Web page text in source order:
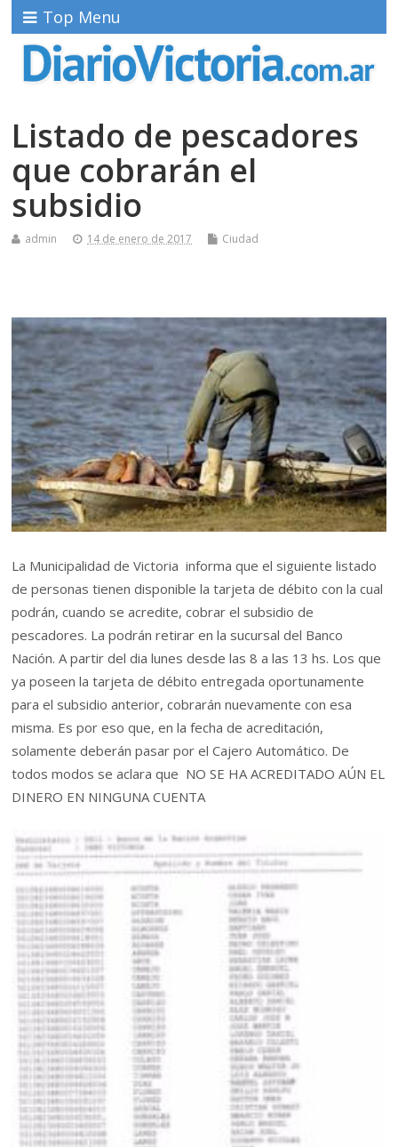
Top Menu
Listado de pescadores
que cobrarán el
subsidio
admin 14 de enero de 2017 Ciudad
La Municipalidad de Victoria informa que el siguiente listado
de personas tienen disponible la tarjeta de débito con la cual
podrán, cuando se acredite, cobrar el subsidio de
pescadores. La podrán retirar en la sucursal del Banco
Nación. A partir del dia lunes desde las 8 a las 13 hs. Los que
ya poseen la tarjeta de débito entregada oportunamente
para el subsidio anterior, cobrarán nuevamente con esa
misma. Es por eso que, en la fecha de acreditación,
solamente deberán pasar por el Cajero Automático. De
todos modos se aclara que NO SE HA ACREDITADO AÚN EL
DINERO EN NINGUNA CUENTA